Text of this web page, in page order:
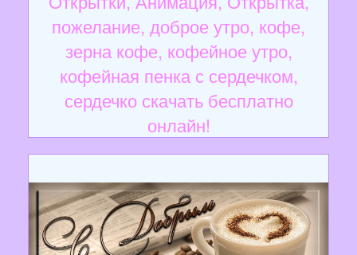
пожелание, доброе утро, кофе,
зерна кофе, кофейное утро,
кофейная пенка с сердечком,
сердечко скачать бесплатно
онлайн!